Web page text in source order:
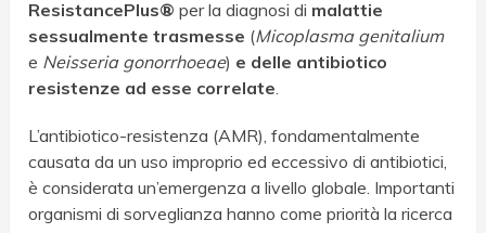
ResistancePlus® per la diagnosi di malattie
sessualmente trasmesse (Micoplasma genitalium
e Neisseria gonorrhoeae) e delle antibiotico
resistenze ad esse correlate.
L’antibiotico-resistenza (AMR), fondamentalmente
causata da un uso improprio ed eccessivo di antibiotici,
è considerata un’emergenza a livello globale. Importanti
organismi di sorveglianza hanno come priorità la ricerca